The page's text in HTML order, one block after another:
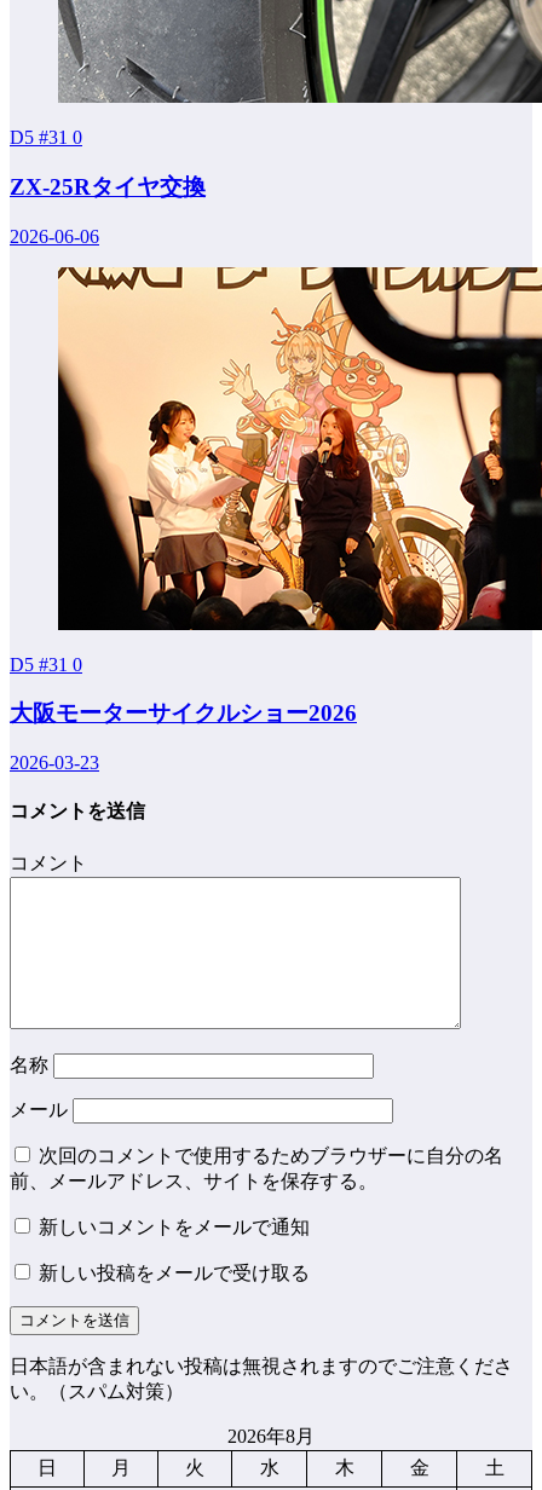
D5 #31 0
ZX-25Rタイヤ交換
2026-06-06
D5 #31 0
大阪モーターサイクルショー2026
2026-03-23
コメントを送信
コメント
名称
メール
次回のコメントで使用するためブラウザーに自分の名
前、メールアドレス、サイトを保存する。
新しいコメントをメールで通知
新しい投稿をメールで受け取る
日本語が含まれない投稿は無視されますのでご注意くださ
い。（スパム対策）
2026年8月
日
月 火 水 木 金
土